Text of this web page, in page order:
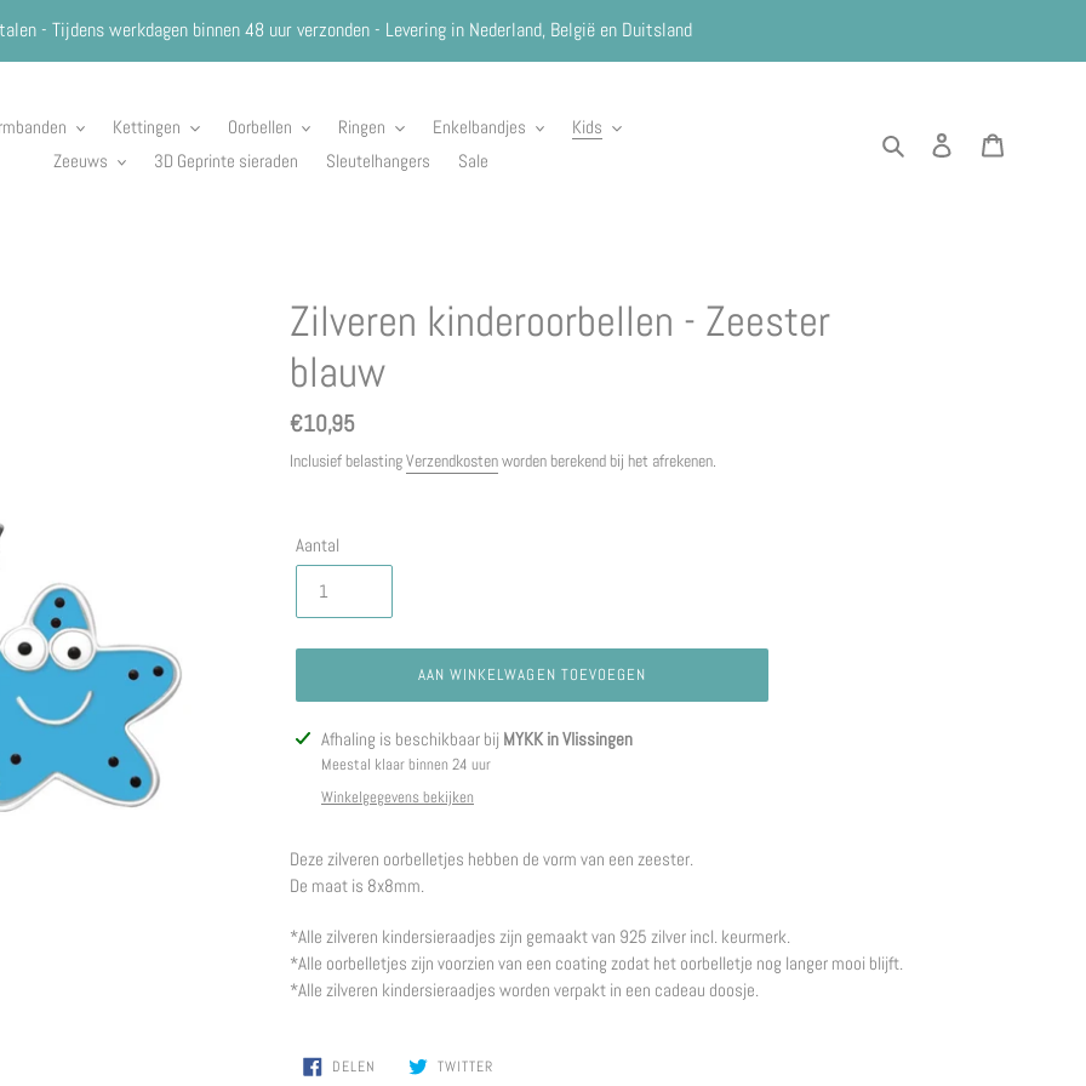
- Tijdens werkdagen binnen 48 uur verzonden - Levering in Nederland, België en Duitsland
Kettingen Oorbellen Ringen Enkelbandjes
Kids
Zeeuws
3D Geprinte sieraden Sleutelhangers Sale
Zoeken Aanmelden
Zilveren kinderoorbellen - Zeester
blauw
Normale
prijs
€10,95
Inclusief belastingVerzendkostenworden berekend bij het afrekenen.
Aantal
AAN WINKELWAGEN TOEVOEGEN
Product
toegevoegen
Afhaling is beschikbaar bij MYKK in Vlissingen
Meestal klaar binnen 24 uur
Winkelgegevens bekijken
Deze zilveren oorbelletjes hebben de vorm van een zeester.
De maat is 8x8mm.
*Alle zilveren kindersieraadjes zijn gemaakt van 925 zilver incl. keurmerk.
*Alle oorbelletjes zijn voorzien van een coating zodat het oorbelletje nog langer mooi blijft.
*Alle zilveren kindersieraadjes worden verpakt in een cadeau doosje.
DELEN DELEN TWITTERTWITTEREN
OP